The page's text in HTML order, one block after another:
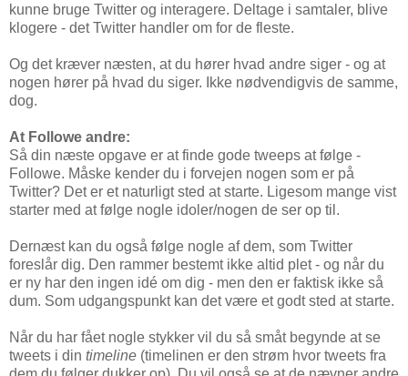
kunne bruge Twitter og interagere. Deltage i samtaler, blive
klogere - det Twitter handler om for de fleste.
Og det kræver næsten, at du hører hvad andre siger - og at
nogen hører på hvad du siger. Ikke nødvendigvis de samme,
dog.
At Followe andre:
Så din næste opgave er at finde gode tweeps at følge -
Followe. Måske kender du i forvejen nogen som er på
Twitter? Det er et naturligt sted at starte. Ligesom mange vist
starter med at følge nogle idoler/nogen de ser op til.
Dernæst kan du også følge nogle af dem, som Twitter
foreslår dig. Den rammer bestemt ikke altid plet - og når du
er ny har den ingen idé om dig - men den er faktisk ikke så
dum. Som udgangspunkt kan det være et godt sted at starte.
Når du har fået nogle stykker vil du så småt begynde at se
tweets i din timeline (timelinen er den strøm hvor tweets fra